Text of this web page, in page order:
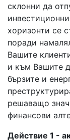
склонни да
хоризонти се
поради
Вашите
и към Вашите
бързите и
решаващо
финансови
Действие 1 -